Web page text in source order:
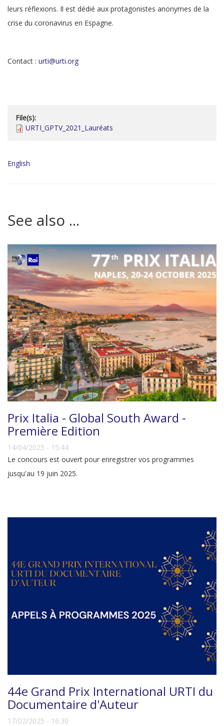
leurs réflexions. Il est dédié aux protagonistes anonymes de la
crise du coronavirus en Espagne.
Contact : urti@urti.org
File(s):
URTI_GPTV_2021_Lauréats
English
See also ...
Prix Italia - Global South Award -
Première Edition
14/04/2025 - 15:44
Le concours est ouvert pour enregistrer vos programmes
jusqu'au 19 juin 2025.
44e Grand Prix International URTI du
Documentaire d'Auteur
17/02/2025 - 16:30